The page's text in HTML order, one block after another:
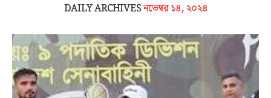
DAILY ARCHIVESনভেম্বর ১৪, ২০২৪